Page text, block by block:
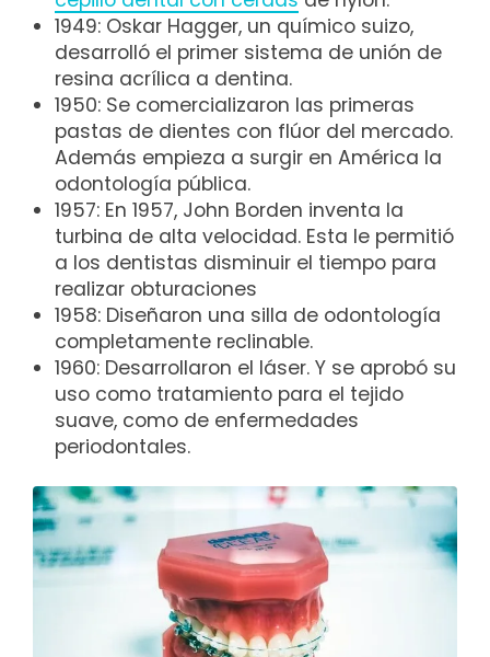
1949: Oskar Hagger, un químico suizo,
desarrolló el primer sistema de unión de
resina acrílica a dentina.
1950: Se comercializaron las primeras
pastas de dientes con flúor del mercado.
Además empieza a surgir en América la
odontología pública.
1957: En 1957, John Borden inventa la
turbina de alta velocidad. Esta le permitió
a los dentistas disminuir el tiempo para
realizar obturaciones
1958: Diseñaron una silla de odontología
completamente reclinable.
1960: Desarrollaron el láser. Y se aprobó su
uso como tratamiento para el tejido
suave, como de enfermedades
periodontales.